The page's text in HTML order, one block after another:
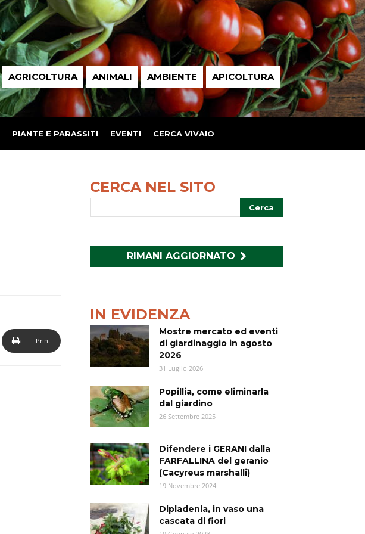
AGRICOLTURA ANIMALI AMBIENTE APICOLTURA
PIANTE E PARASSITI EVENTI CERCA VIVAIO
Print
CERCA NEL SITO
RIMANI AGGIORNATO
IN EVIDENZA
Mostre mercato ed eventi
di giardinaggio in agosto
2026
31 Luglio 2026
Popillia, come eliminarla
dal giardino
26 Settembre 2025
Difendere i GERANI dalla
FARFALLINA del geranio
(Cacyreus marshalli)
19 Novembre 2024
Dipladenia, in vaso una
cascata di fiori